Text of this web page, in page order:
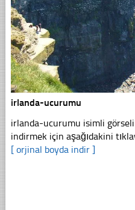
irlanda-ucurumu
irlanda-ucurumu isimli
indirmek için aşağıdakini
[ orjinal boyda indir ]